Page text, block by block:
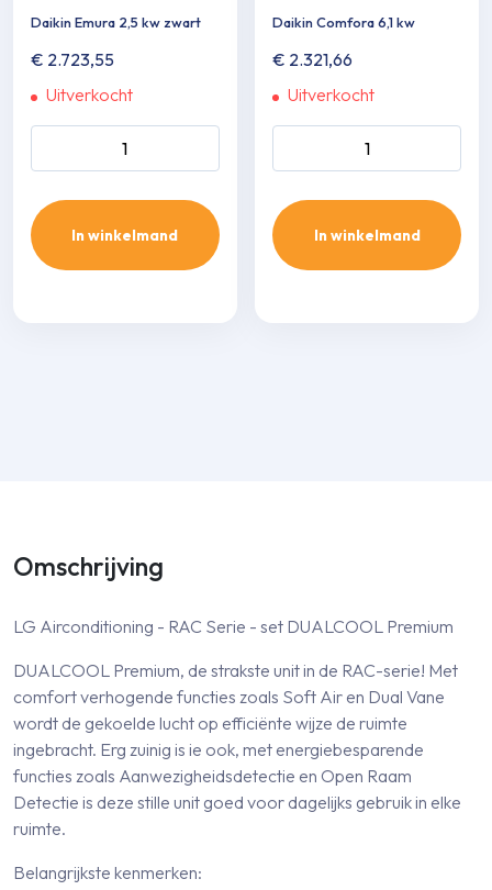
Daikin Emura 2,5 kw zwart
€ 2.723,55
Uitverkocht
Daikin Emura 2,5 kw zwart
aantal
In winkelmand
Daikin Comfora 6,1 kw
€ 2.321,66
Uitverkocht
Daikin Comfora 6,1 kw aantal
In winkelmand
Omschrijving
LG Airconditioning - RAC Serie - set DUALCOOL Premium
DUALCOOL Premium, de strakste unit in de RAC-serie! Met
comfort verhogende functies zoals Soft Air en Dual Vane
wordt de gekoelde lucht op efficiënte wijze de ruimte
ingebracht. Erg zuinig is ie ook, met energiebesparende
functies zoals Aanwezigheidsdetectie en Open Raam
Detectie is deze stille unit goed voor dagelijks gebruik in elke
ruimte.
Belangrijkste kenmerken: